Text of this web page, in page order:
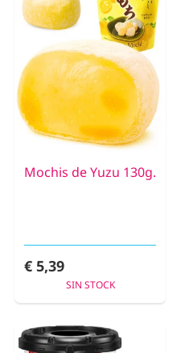
Mochis de Yuzu 130g.
€ 5,39
SIN STOCK